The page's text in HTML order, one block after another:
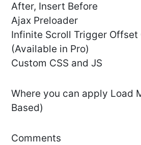
After, Insert Before
Ajax Preloader
Infinite Scroll Trigger Offset
(Available in Pro)
Custom CSS and JS
Where you can apply Load
Based)
Comments